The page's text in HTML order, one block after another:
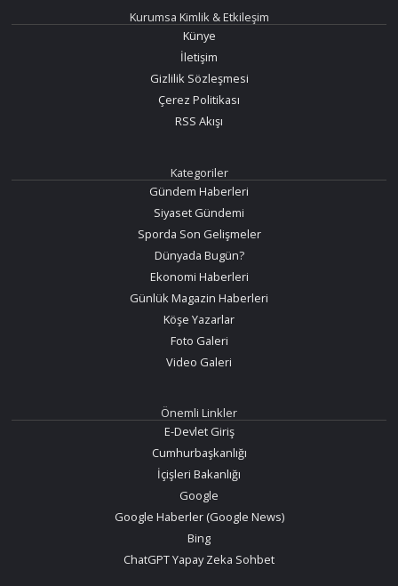
Kurumsa Kimlik & Etkileşim
Künye
İletişim
Gizlilik Sözleşmesi
Çerez Politikası
RSS Akışı
Kategoriler
Gündem Haberleri
Siyaset Gündemi
Sporda Son Gelişmeler
Dünyada Bugün?
Ekonomi Haberleri
Günlük Magazin Haberleri
Köşe Yazarlar
Foto Galeri
Video Galeri
Önemli Linkler
E-Devlet Giriş
Cumhurbaşkanlığı
İçişleri Bakanlığı
Google
Google Haberler (Google News)
Bing
ChatGPT Yapay Zeka Sohbet